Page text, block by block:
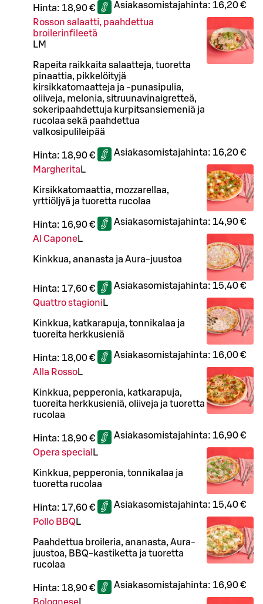
Hinta: 18,90 € Asiakasomistajahinta: 16,20 €
Rosson salaatti, paahdettua
broilerinfileetä
LM
Rapeita raikkaita salaatteja, tuoretta
pinaattia, pikkelöityjä
kirsikkatomaatteja ja -punasipulia,
oliiveja, melonia, sitruunavinaigretteä,
sokeripaahdettuja kurpitsansiemeniä ja
rucolaa sekä paahdettua
valkosipulileipää
Hinta: 18,90 € Asiakasomistajahinta: 16,20 €
Margherita L
Kirsikkatomaattia, mozzarellaa,
yrttiöljyä ja tuoretta rucolaa
Hinta: 16,90 € Asiakasomistajahinta: 14,90 €
Al CaponeL
Kinkkua, ananasta ja Aura-juustoa
Hinta: 17,60 € Asiakasomistajahinta: 15,40 €
Quattro stagioni L
Kinkkua, katkarapuja, tonnikalaa ja
tuoreita herkkusieniä
Hinta: 18,00 € Asiakasomistajahinta: 16,00 €
Alla RossoL
Kinkkua, pepperonia, katkarapuja,
tuoreita herkkusieniä, oliiveja ja tuoretta
rucolaa
Hinta: 18,90 € Asiakasomistajahinta: 16,90 €
Opera special L
Kinkkua, pepperonia, tonnikalaa ja
tuoretta rucolaa
Hinta: 17,60 € Asiakasomistajahinta: 15,40 €
Pollo BBQ L
Paahdettua broileria, ananasta, Aura-
juustoa, BBQ-kastiketta ja tuoretta
rucolaa
Hinta: 18,90 € Asiakasomistajahinta: 16,90 €